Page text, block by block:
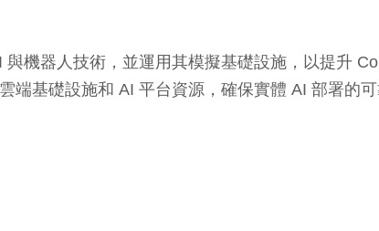
機器人技術，並運用其模擬基礎設施，以提升
端基礎設施和 AI 平台資源，確保實體 AI 部署的